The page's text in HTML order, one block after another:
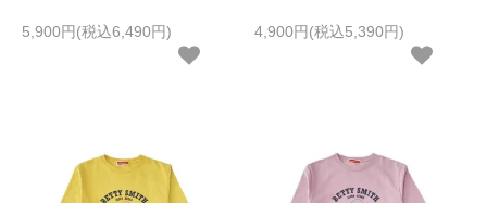
5,900円(税込6,490円) 4,900円(税込5,390円)